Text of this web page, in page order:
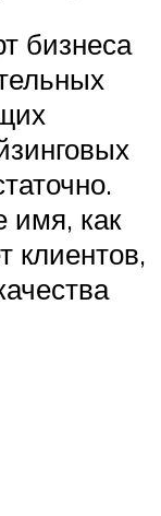
бизнеса
имя, как
клиентов,